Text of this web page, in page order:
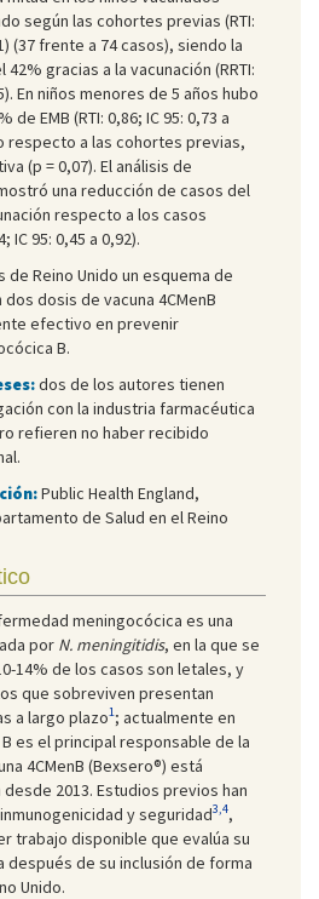
según las cohortes previas (RTI:
(37 frente a 74 casos), siendo la
gracias a la vacunación (RRTI:
En niños menores de 5 años hubo
de EMB (RTI: 0,86; IC 95: 0,73 a
respecto a las cohortes previas,
(p = 0,07). El análisis de
una reducción de casos del
respecto a los casos
IC 95: 0,45 a 0,92).
de Reino Unido un esquema de
dosis de vacuna 4CMenB
efectivo en prevenir
B.
dos de los autores tienen
con la industria farmacéutica
refieren no haber recibido
Public Health England,
de Salud en el Reino
meningocócica es una
por N. meningitidis, en la que se
14% de los casos son letales, y
que sobreviven presentan
a largo plazo1; actualmente en
es el principal responsable de la
4CMenB (Bexsero®) está
2013. Estudios previos han
y seguridad3,4,
trabajo disponible que evalúa su
de su inclusión de forma
Unido.